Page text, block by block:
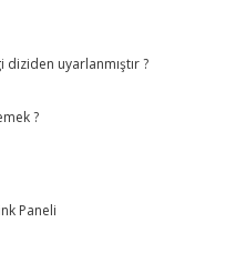
diziden uyarlanmıştır ?
?